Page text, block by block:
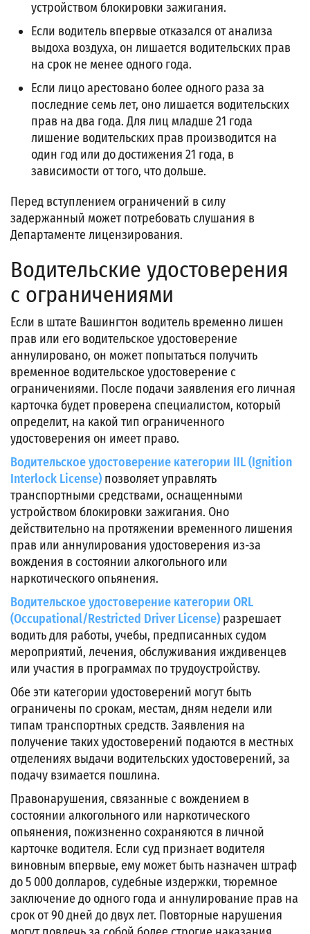
устройством блокировки зажигания.
Если водитель впервые отказался от анализа
выдоха воздуха, он лишается водительских прав
на срок не менее одного года.
Если лицо арестовано более одного раза за
последние семь лет, оно лишается водительских
прав на два года. Для лиц младше 21 года
лишение водительских прав производится на
один год или до достижения 21 года, в
зависимости от того, что дольше.
Перед вступлением ограничений в силу
задержанный может потребовать слушания в
Департаменте лицензирования.
Водительские удостоверения
с ограничениями
Если в штате Вашингтон водитель временно лишен
прав или его водительское удостоверение
аннулировано, он может попытаться получить
временное водительское удостоверение с
ограничениями. После подачи заявления его личная
карточка будет проверена специалистом, который
определит, на какой тип ограниченного
удостоверения он имеет право.
Водительское удостоверение категории IIL (Ignition
Interlock License) позволяет управлять
транспортными средствами, оснащенными
устройством блокировки зажигания. Оно
действительно на протяжении временного лишения
прав или аннулирования удостоверения из-за
вождения в состоянии алкогольного или
наркотического опьянения.
Водительское удостоверение категории ORL
(Occupational/Restricted Driver License) разрешает
водить для работы, учебы, предписанных судом
мероприятий, лечения, обслуживания иждивенцев
или участия в программах по трудоустройству.
Обе эти категории удостоверений могут быть
ограничены по срокам, местам, дням недели или
типам транспортных средств. Заявления на
получение таких удостоверений подаются в местных
отделениях выдачи водительских удостоверений, за
подачу взимается пошлина.
Правонарушения, связанные с вождением в
состоянии алкогольного или наркотического
опьянения, пожизненно сохраняются в личной
карточке водителя. Если суд признает водителя
виновным впервые, ему может быть назначен штраф
до 5 000 долларов, судебные издержки, тюремное
заключение до одного года и аннулирование прав на
срок от 90 дней до двух лет. Повторные нарушения